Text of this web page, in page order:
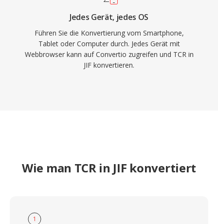
Jedes Gerät, jedes OS
Führen Sie die Konvertierung vom Smartphone,
Tablet oder Computer durch. Jedes Gerät mit
Webbrowser kann auf Convertio zugreifen und TCR in
JIF konvertieren.
Wie man TCR in JIF konvertiert
1